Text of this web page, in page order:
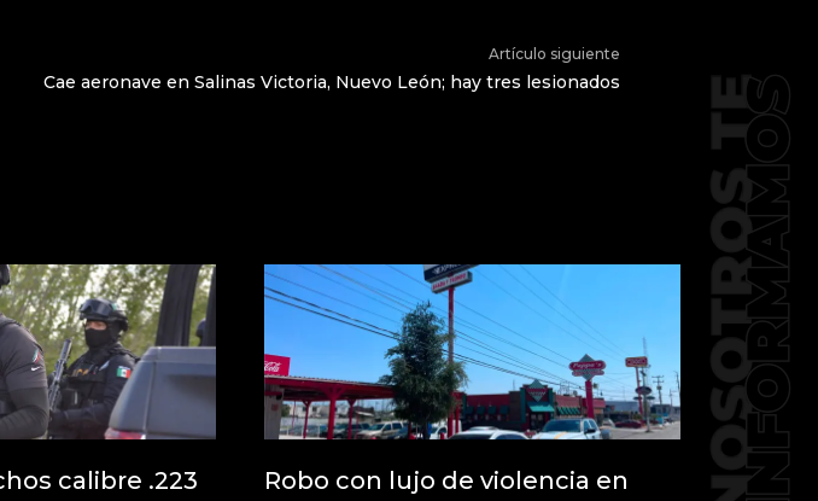
Artículo siguiente
Cae aeronave en Salinas Victoria, Nuevo León; hay tres lesionados
calibre .223
Robo con lujo de violencia en